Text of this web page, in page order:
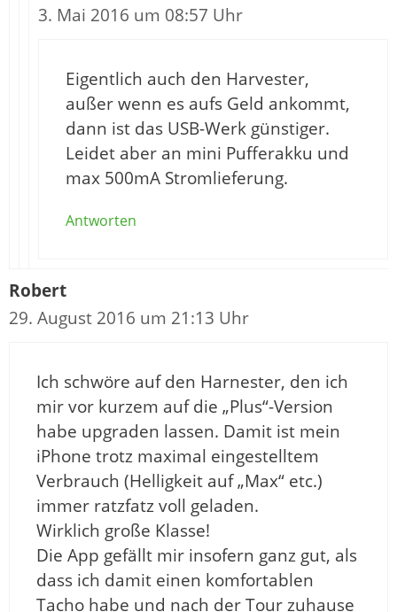
3. Mai 2016 um 08:57 Uhr
Eigentlich auch den Harvester,
außer wenn es aufs Geld ankommt,
dann ist das USB-Werk günstiger.
Leidet aber an mini Pufferakku und
max 500mA Stromlieferung.
Antworten
Robert
29. August 2016 um 21:13 Uhr
Ich schwöre auf den Harnester, den ich
mir vor kurzem auf die „Plus“-Version
habe upgraden lassen. Damit ist mein
iPhone trotz maximal eingestelltem
Verbrauch (Helligkeit auf „Max“ etc.)
immer ratzfatz voll geladen.
Wirklich große Klasse!
Die App gefällt mir insofern ganz gut, als
dass ich damit einen komfortablen
Tacho habe und nach der Tour zuhause